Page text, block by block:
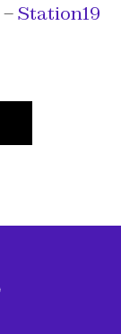
–Station19